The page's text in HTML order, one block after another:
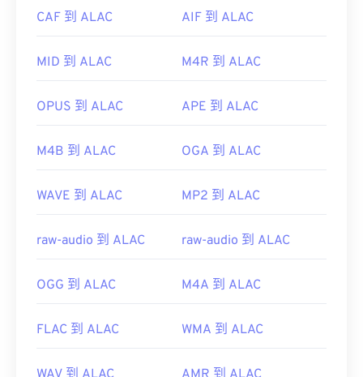
首次发行：2006 年
https://en.wikipedia.org/wiki/.m2ts
https://www.lifewire.com/m2ts-file
CAF 到 ALAC AIF 到 ALAC
MID 到 ALAC M4R 到 ALAC
OPUS 到 ALAC APE 到 ALAC
M4B 到 ALAC OGA 到 ALAC
WAVE 到 ALAC MP2 到 ALAC
raw-audio 到 ALAC raw-audio 到 ALAC
OGG 到 ALAC M4A 到 ALAC
FLAC 到 ALAC WMA 到 ALAC